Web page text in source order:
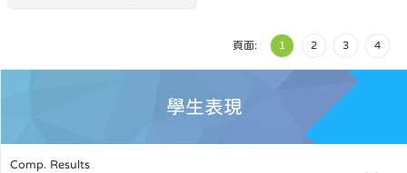
頁面: 1 2 3 4
學生表現
Comp. Results